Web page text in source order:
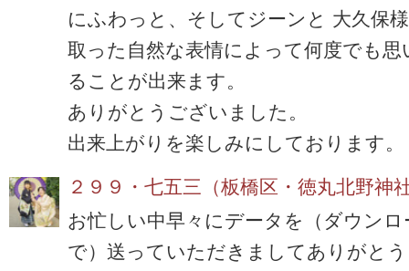
にふわっと、そしてジーンと 大久保
取った自然な表情によって何度でも思
ることが出来ます。
ありがとうございました。
出来上がりを楽しみにしております。
２９９・七五三（板橋区・徳丸北野神
お忙しい中早々にデータを（ダウンロ
で）送っていただきましてありがと